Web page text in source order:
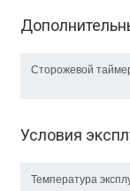
Сторожевой
Условия
Температура